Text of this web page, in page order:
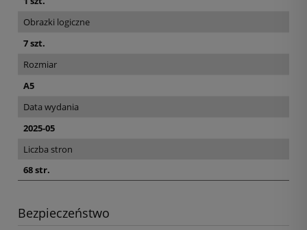
Obrazki logiczne
7 szt.
Rozmiar
A5
Data wydania
2025-05
Liczba stron
68 str.
Bezpieczeństwo